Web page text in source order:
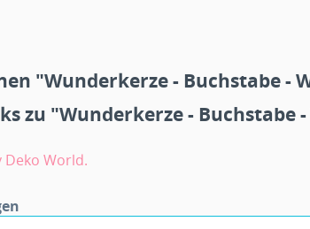
"Wunderkerze - Buchstabe -
zu "Wunderkerze - Buchstabe -
World.